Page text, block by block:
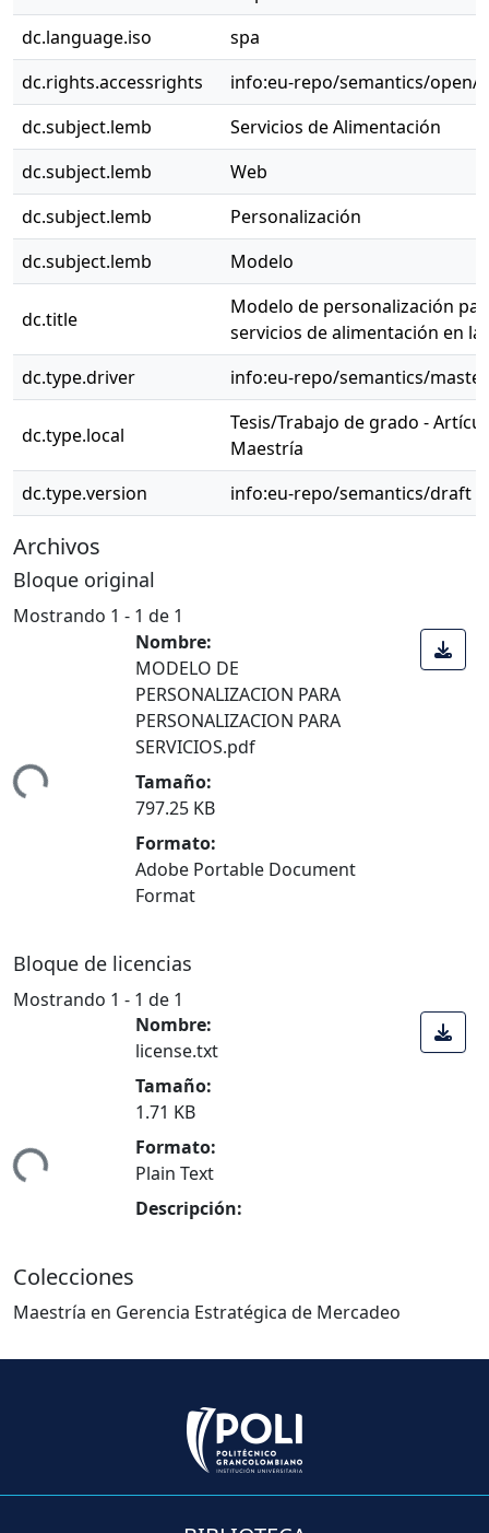
dc.language.iso
spa
dc.rights.accessrights
info:eu-repo/semantics/
dc.subject.lemb
Servicios de Alimentación
dc.subject.lemb
Web
dc.subject.lemb
Personalización
dc.subject.lemb
Modelo
dc.title
Modelo de personalización
servicios de alimentación en la
dc.type.driver
info:eu-repo/semantics/
dc.type.local
Tesis/Trabajo de grado -
Maestría
dc.type.version
info:eu-repo/semantics/draft
Archivos
Bloque original
Mostrando 1 - 1 de 1
Nombre:
MODELO DE
PERSONALIZACION PARA
PERSONALIZACION PARA
SERVICIOS.pdf
Tamaño:
797.25 KB
Formato:
Adobe Portable Document
Format
Bloque de licencias
Mostrando 1 - 1 de 1
Nombre:
license.txt
Tamaño:
1.71 KB
Formato:
Plain Text
Descripción:
Colecciones
Maestría en Gerencia Estratégica de Mercadeo